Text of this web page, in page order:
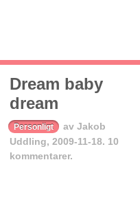
Dream baby
dream
Personligt av Jakob
Uddling, 2009-11-18. 10
kommentarer.